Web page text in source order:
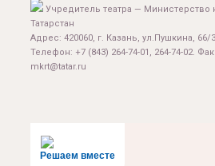
Учредитель театра — Министерство
Татарстан
Адрес: 420060, г. Казань, ул.Пушкина, 66/
Телефон: +7 (843) 264-74-01, 264-74-02.
mkrt@tatar.ru
Решаем вместе